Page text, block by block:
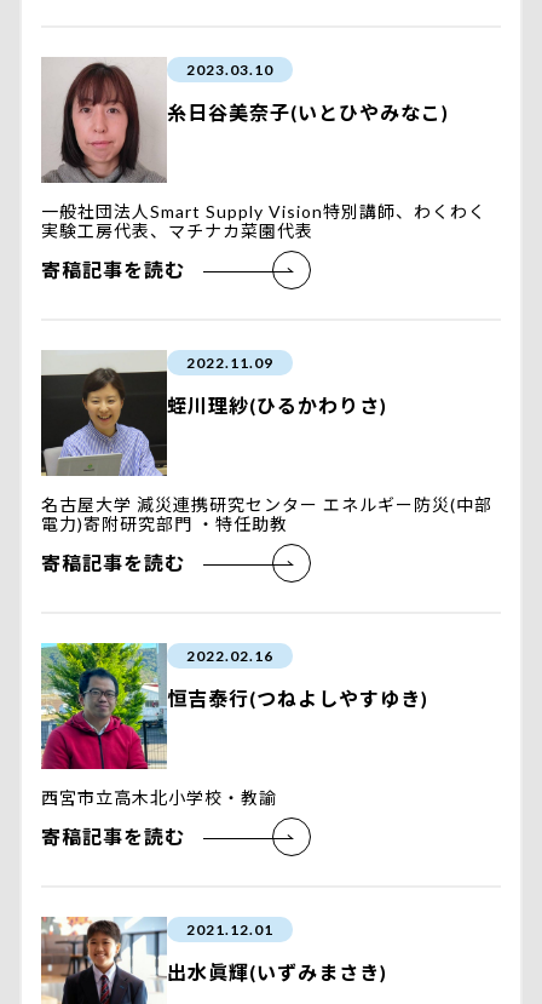
2023.03.10
糸日谷美奈子(いとひやみなこ)
一般社団法人Smart Supply Vision特別講師、わくわく
実験工房代表、マチナカ菜園代表
寄稿記事を読む
2022.11.09
蛭川理紗(ひるかわりさ)
名古屋大学 減災連携研究センター エネルギー防災(中部
電力)寄附研究部門 ・特任助教
寄稿記事を読む
2022.02.16
恒吉泰行(つねよしやすゆき)
西宮市立高木北小学校・教諭
寄稿記事を読む
2021.12.01
出水眞輝(いずみまさき)